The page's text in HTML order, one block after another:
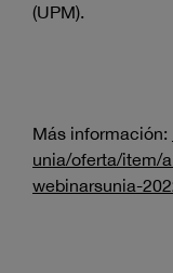
(UPM).
Más información:
unia/oferta/item/
webinarsunia-